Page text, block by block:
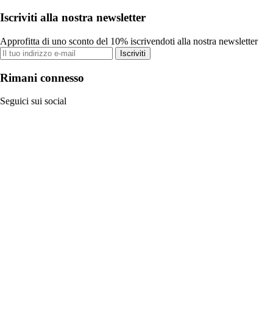
Iscriviti alla nostra newsletter
Approfitta di uno sconto del 10% iscrivendoti alla nostra newsletter
Iscriviti
Rimani connesso
Seguici sui social